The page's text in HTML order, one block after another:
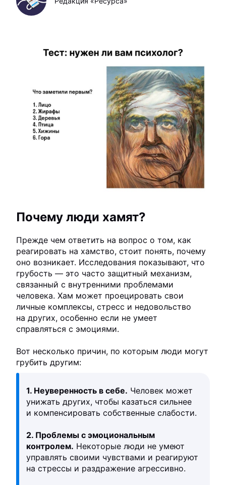
Почему люди хамят?
Прежде чем ответить на вопрос о том, как
реагировать на хамство, стоит понять, почему
оно возникает. Исследования показывают, что
грубость — это часто защитный механизм,
связанный с внутренними проблемами
человека. Хам может проецировать свои
личные комплексы, стресс и недовольство
на других, особенно если не умеет
справляться с эмоциями.
Вот несколько причин, по которым люди могут
грубить другим:
1. Неуверенность в себе. Человек может
унижать других, чтобы казаться сильнее
и компенсировать собственные слабости.
2. Проблемы с эмоциональным
контролем. Некоторые люди не умеют
управлять своими чувствами и реагируют
на стрессы и раздражение агрессивно.